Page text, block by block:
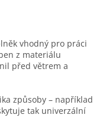
vhodný pro práci
z materiálu
před větrem a
způsoby – například
tak univerzální